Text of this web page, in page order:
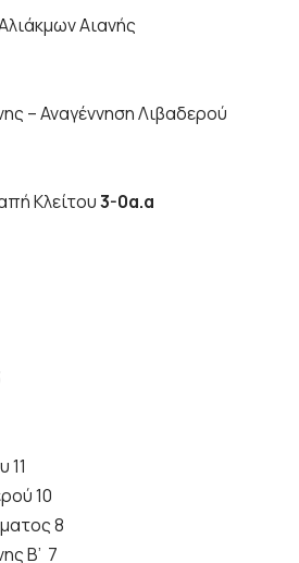
Αιανής
– Αναγέννηση Λιβαδερού
Κλείτου3-0α.α
11
10
8
Β’ 7